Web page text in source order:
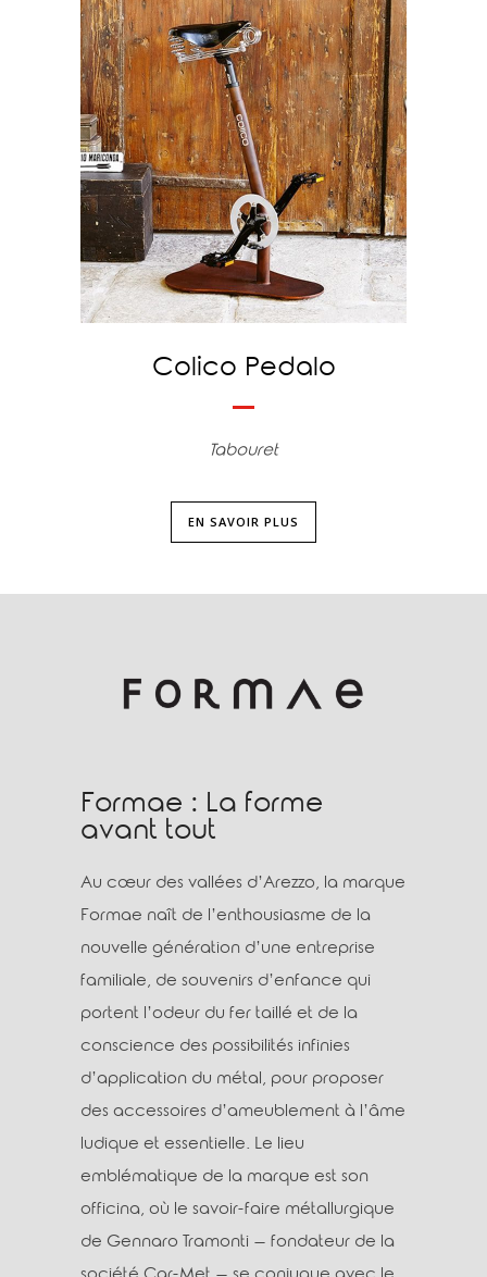
Colico Pedalo
Tabouret
EN SAVOIR PLUS
Formae : La forme
avant tout
Au cœur des vallées d’Arezzo, la marque
Formae naît de l’enthousiasme de la
nouvelle génération d’une entreprise
familiale, de souvenirs d’enfance qui
portent l’odeur du fer taillé et de la
conscience des possibilités infinies
d’application du métal, pour proposer
des accessoires d’ameublement à l’âme
ludique et essentielle. Le lieu
emblématique de la marque est son
officina, où le savoir-faire métallurgique
de Gennaro Tramonti – fondateur de la